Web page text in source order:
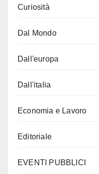
Curiosità
Dal Mondo
Dall'europa
Dall'italia
Economia e Lavoro
Editoriale
EVENTI PUBBLICI